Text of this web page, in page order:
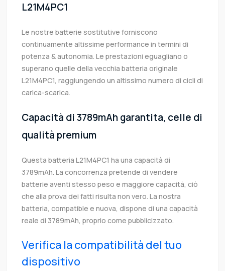
L21M4PC1
Le nostre batterie sostitutive forniscono
continuamente altissime performance in termini di
potenza & autonomia. Le prestazioni eguagliano o
superano quelle della vecchia batteria originale
L21M4PC1, raggiungendo un altissimo numero di cicli di
carica-scarica.
Capacità di 3789mAh garantita, celle di
qualità premium
Questa batteria L21M4PC1 ha una capacità di
3789mAh. La concorrenza pretende di vendere
batterie aventi stesso peso e maggiore capacità, ciò
che alla prova dei fatti risulta non vero. La nostra
batteria, compatible e nuova, dispone di una capacità
reale di 3789mAh, proprio come pubblicizzato.
Verifica la compatibilità del tuo
dispositivo